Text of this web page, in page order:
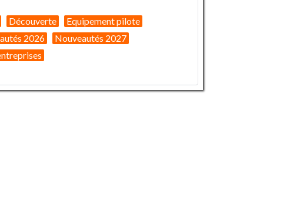
Découverte
Equipement pilote
2026
Nouveautés 2027